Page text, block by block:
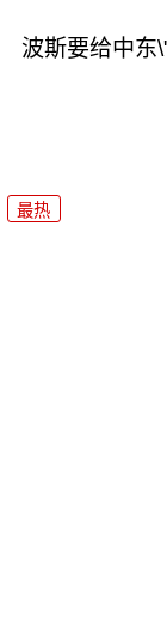
波斯要给中东
最热